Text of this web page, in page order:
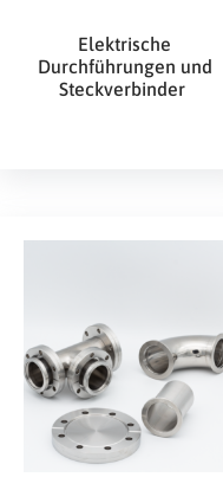
Elektrische
Durchführungen und
Steckverbinder